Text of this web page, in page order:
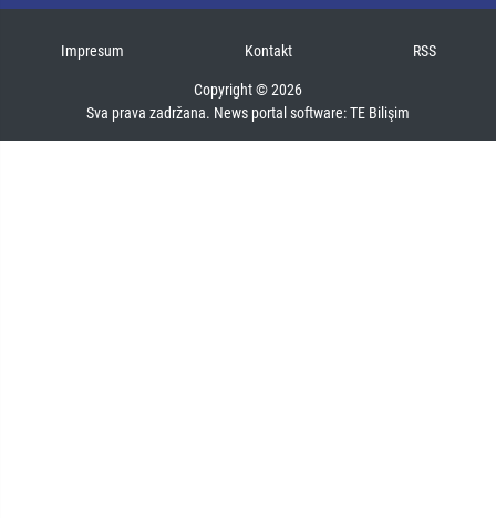
Impresum Kontakt RSS
Copyright © 2026
Sva prava zadržana. News portal software:TE Bilişim